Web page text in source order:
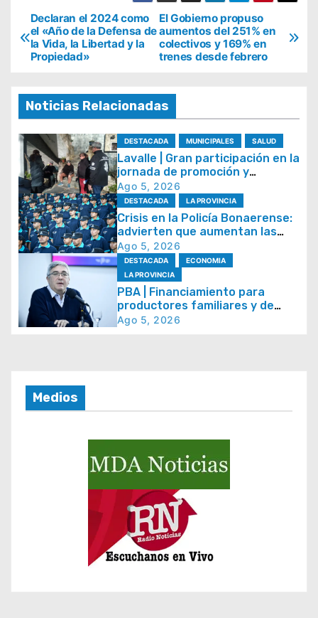
N
a
g
a
c
i
ó
n
d
e
n
t
d
a
El Gobierno propuso
aumentos del 251% en
colectivos y 169% en
trenes desde febrero
Declaran el 2024 como
el «Año de la Defensa de
la Vida, la Libertad y la
Propiedad»
Noticias Relacionadas
DESTACADA MUNICIPALES SALUD
Lavalle | Gran participación en la
jornada de promoción y
prevención de la salud
Ago 5, 2026
DESTACADA LA PROVINCIA
Crisis en la Policía Bonaerense:
advierten que aumentan las
bajas y crece la preocupación
por la pérdida de efectivos
Ago 5, 2026
DESTACADA
ECONOMIA
LA PROVINCIA
PBA | Financiamiento para
productores familiares y de
alimentos artesanales
Ago 5, 2026
Medios